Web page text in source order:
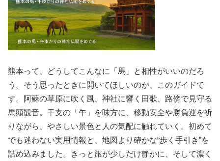
熊本って、どうしてこんなに「馬」と相性がいいのだろ
う。そう思ったときに開いてほしいのが、このガイドで
す。阿蘇の草原に吹く風、神社に響く田歌、路傍で見守る
馬頭観音。干支の「午」を味方に、移動安全や勝負運を祈
りながら、やさしい景色と人の気配に触れていく。初めて
でも迷わない実用情報と、地図より確かな“歩く手引き”を
詰め込みました。きっと旅が少しだけ静かに、そして濃く